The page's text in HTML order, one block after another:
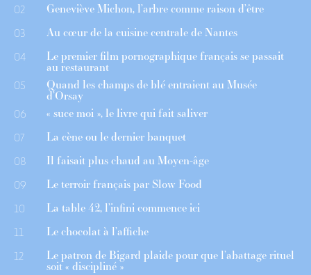
02 Geneviève Michon, l’arbre comme raison d’être
03 Au cœur de la cuisine centrale de Nantes
04 Le premier film pornographique français se passait
au restaurant
05 Quand les champs de blé entraient au Musée
d’Orsay
06 « suce moi », le livre qui fait saliver
07 La cène ou le dernier banquet
08 Il faisait plus chaud au Moyen-âge
09 Le terroir français par Slow Food
10 La table 42, l’infini commence ici
11 Le chocolat à l’affiche
12 Le patron de Bigard plaide pour que l’abattage rituel
soit « discipliné »